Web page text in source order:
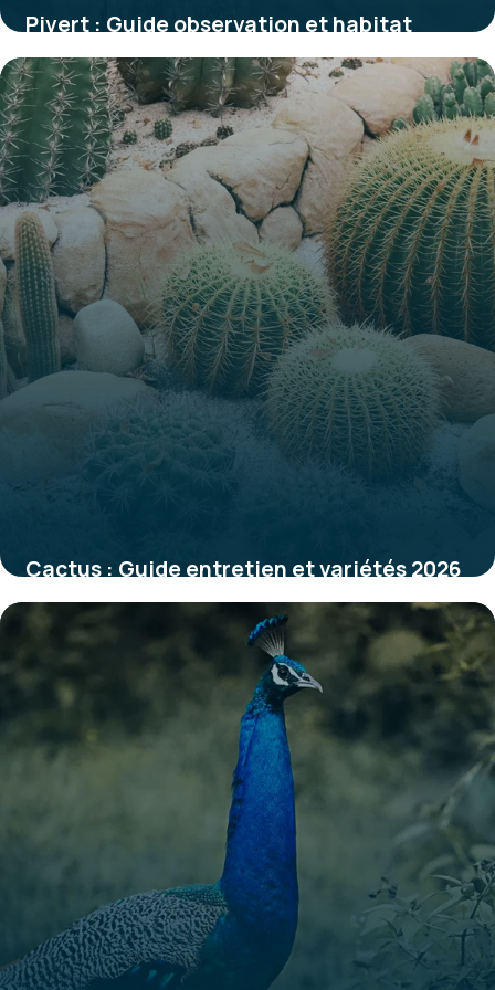
Pivert : Guide observation et habitat
1 juin 2026
Cactus : Guide entretien et variétés 2026
31 mai 2026